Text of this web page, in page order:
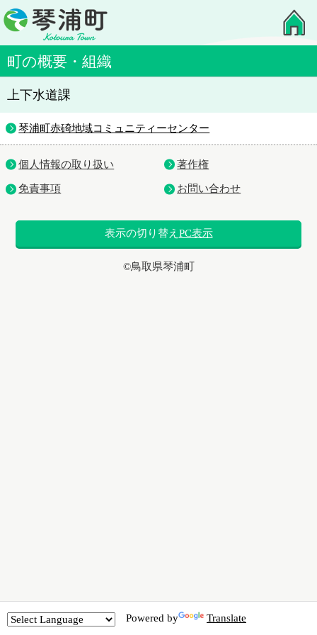
町の概要・組織
上下水道課
琴浦町赤碕地域コミュニティーセンター
個人情報の取り扱い 著作権
免責事項 お問い合わせ
表示の切り替え PC表示
Powered by Translate
©鳥取県琴浦町